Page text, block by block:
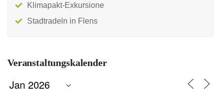
Klimapakt-Exkursione
Stadtradeln in Flens
Veranstaltungskalender